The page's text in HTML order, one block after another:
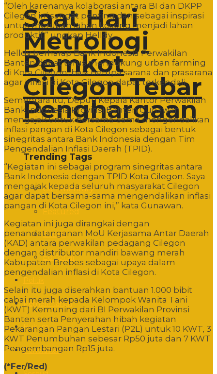
Saat Hari
Metrologi
Pemkot
Cilegon Tebar
Penghargaan
Trending Tags
Commentary
Featured
Event
Editorial
Pemerintahan
Hukum
Pendidikan
“Oleh karenanya kolaborasi antara BI dan DKPP
Cilegon ini sangat penting dan sebagai inspirasi
untuk merubah lahan kosong menjadi lahan
produktif,” ungkap Helldy.
Helldy berharap Bank Indonesia Perwakilan
Banten dapat terus mendukung urban farming
di Kota Cilegon, baik berupa sarana dan prasarana
agar inflasi di Kota Cilegon dapat terkendali.
Sementara itu, Deputi Kepala Kantor Perwakilan
Bank Indonesia Provinsi Banten Gunawan
mengajak untuk bersama-sama mengendalikan
inflasi pangan di Kota Cilegon sebagai bentuk
sinegritas antara Bank Indonesia dengan Tim
Pengendalian Inflasi Daerah (TPID).
“Kegiatan ini sebagai program sinegritas antara
Bank Indonesia dengan TPID Kota Cilegon. Saya
mengajak kepada seluruh masyarakat Cilegon
agar dapat bersama-sama mengendalikan inflasi
pangan di Kota Cilegon ini,” kata Gunawan.
Kegiatan ini juga dirangkai dengan
penandatanganan MoU Kerjasama Antar Daerah
(KAD) antara perwakilan pedagang Cilegon
dengan distributor mandiri bawang merah
Kabupaten Brebes sebagai upaya dalam
pengendalian inflasi di Kota Cilegon.
Selain itu juga diserahkan bantuan 1.000 bibit
cabai merah kepada Kelompok Wanita Tani
(KWT) Kemuning dari BI Perwakilan Provinsi
Banten serta Penyerahan hibah kegiatan
Pekarangan Pangan Lestari (P2L) untuk 10 KWT, 3
KWT Penumbuhan sebesar Rp50 juta dan 7 KWT
Pengembangan Rp15 juta.
(*Fer/Red)